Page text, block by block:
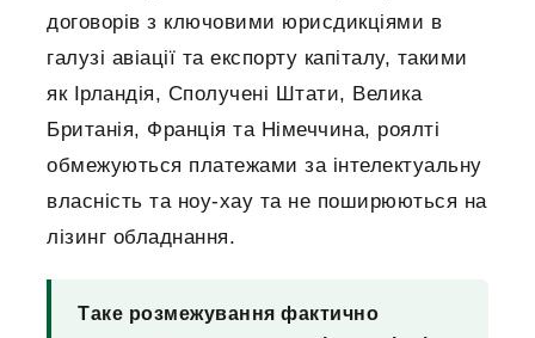
договорів з ключовими юрисдикціями в
галузі авіації та експорту капіталу, такими
як Ірландія, Сполучені Штати, Велика
Британія, Франція та Німеччина, роялті
обмежуються платежами за інтелектуальну
власність та ноу-хау та не поширюються на
лізинг обладнання.
Таке розмежування фактично